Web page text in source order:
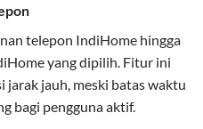
koneksi tetap lancar.
membutuhkan koneksi
telepon IndiHome hingga
yang dipilih. Fitur ini
jauh, meski batas waktu
bagi pengguna aktif.